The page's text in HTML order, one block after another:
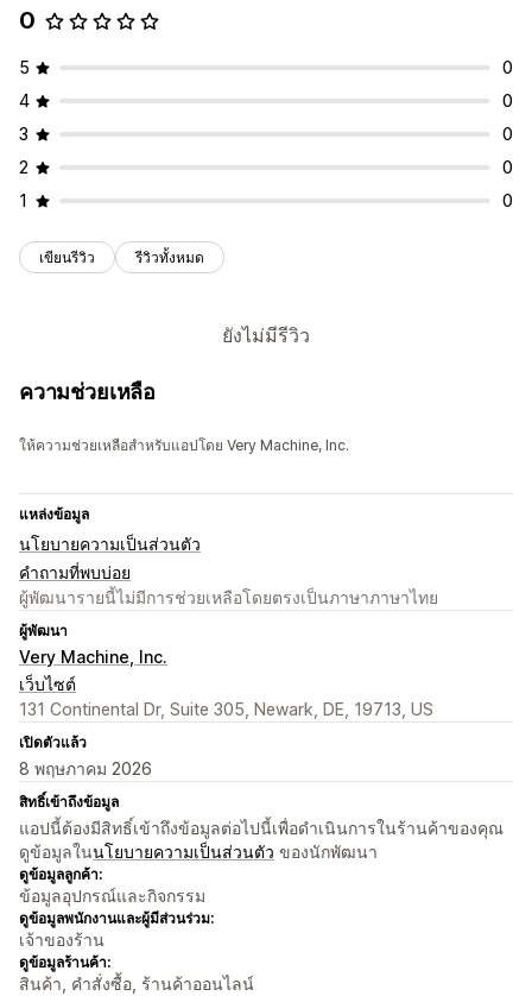
0
5
0
4
0
3
0
2
0
1
0
เขียนรีวิว รีวิวทั้งหมด
ยังไม่มีรีวิว
ความช่วยเหลือ
ให้ความช่วยเหลือสำหรับแอปโดย Very Machine, Inc.
แหล่งข้อมูล
นโยบายความเป็นส่วนตัว
คำถามที่พบบ่อย
ผู้พัฒนารายนี้ไม่มีการช่วยเหลือโดยตรงเป็นภาษาภาษาไทย
ผู้พัฒนา
Very Machine, Inc.
เว็บไซต์
131 Continental Dr, Suite 305, Newark, DE, 19713, US
เปิดตัวแล้ว
8 พฤษภาคม 2026
สิทธิ์เข้าถึงข้อมูล
แอปนี้ต้องมีสิทธิ์เข้าถึงข้อมูลต่อไปนี้เพื่อดำเนินการในร้านค้าของคุณ
ดูข้อมูลในนโยบายความเป็นส่วนตัว ของนักพัฒนา
ดูข้อมูลลูกค้า:
ข้อมูลอุปกรณ์และกิจกรรม
ดูข้อมูลพนักงานและผู้มีส่วนร่วม:
เจ้าของร้าน
ดูข้อมูลร้านค้า:
สินค้า, คำสั่งซื้อ, ร้านค้าออนไลน์